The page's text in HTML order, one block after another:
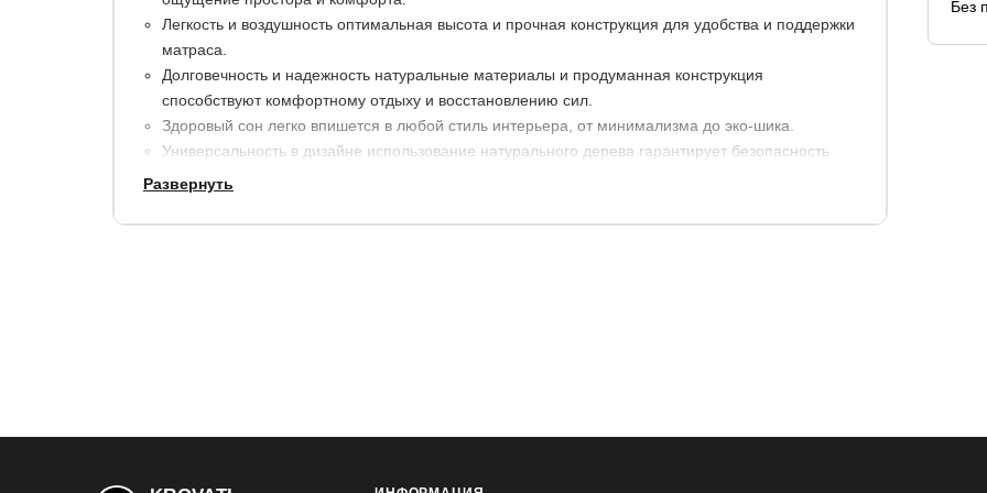
Без
Легкость и воздушность оптимальная высота и прочная конструкция для удобства и поддержки
матраса.
Долговечность и надежность натуральные материалы и продуманная конструкция
способствуют комфортному отдыху и восстановлению сил.
Здоровый сон легко впишется в любой стиль интерьера, от минимализма до эко-шика.
Универсальность в дизайне использование натурального дерева гарантирует безопасность
ломелями. Оно способно выдерживать до 120 кг на одно спальное место!
Развернуть